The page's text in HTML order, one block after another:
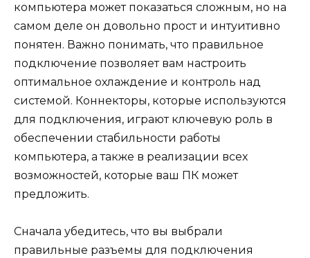
компьютера может показаться сложным, но на
самом деле он довольно прост и интуитивно
понятен. Важно понимать, что правильное
подключение позволяет вам настроить
оптимальное охлаждение и контроль над
системой. Коннекторы, которые используются
для подключения, играют ключевую роль в
обеспечении стабильности работы
компьютера, а также в реализации всех
возможностей, которые ваш ПК может
предложить.
Сначала убедитесь, что вы выбрали
правильные разъемы для подключения